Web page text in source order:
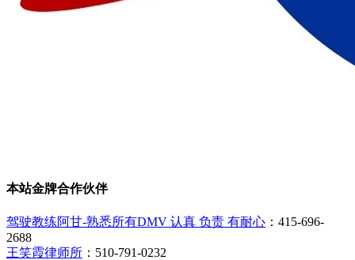
本站金牌合作伙伴
驾驶教练阿甘-熟悉所有DMV 认真 负责 有耐心 ：415-696-
2688
王笑霞律师所 ：510-791-0232